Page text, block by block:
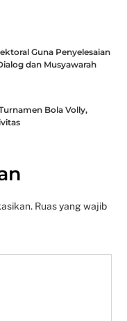
Guna Penyelesaian
dan Musyawarah
Bola Volly,
Ruas yang wajib